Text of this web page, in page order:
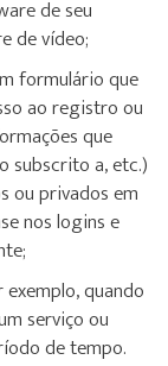
de seu
de vídeo;
formulário que
ao registro ou
que
subscrito a, etc.)
ou privados em
nos logins e
quando
serviço ou
de tempo.